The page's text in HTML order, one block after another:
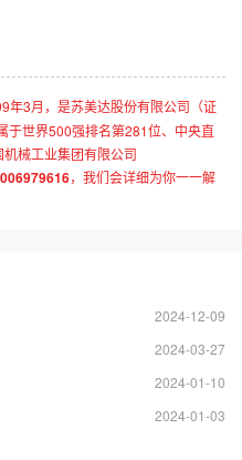
年3月，是苏美达股份有限公司（证
于世界500强排名第281位、中央直
械工业集团有限公司
，我们会详细为你一一解
2024-12-09
2024-03-27
2024-01-10
2024-01-03